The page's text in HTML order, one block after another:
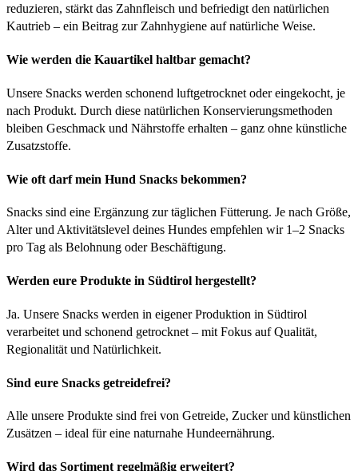
reduzieren, stärkt das Zahnfleisch und befriedigt den natürlichen
Kautrieb – ein Beitrag zur Zahnhygiene auf natürliche Weise.
Wie werden die Kauartikel haltbar gemacht?
Unsere Snacks werden schonend luftgetrocknet oder eingekocht, je
nach Produkt. Durch diese natürlichen Konservierungsmethoden
bleiben Geschmack und Nährstoffe erhalten – ganz ohne künstliche
Zusatzstoffe.
Wie oft darf mein Hund Snacks bekommen?
Snacks sind eine Ergänzung zur täglichen Fütterung. Je nach Größe,
Alter und Aktivitätslevel deines Hundes empfehlen wir 1–2 Snacks
pro Tag als Belohnung oder Beschäftigung.
Werden eure Produkte in Südtirol hergestellt?
Ja. Unsere Snacks werden in eigener Produktion in Südtirol
verarbeitet und schonend getrocknet – mit Fokus auf Qualität,
Regionalität und Natürlichkeit.
Sind eure Snacks getreidefrei?
Alle unsere Produkte sind frei von Getreide, Zucker und künstlichen
Zusätzen – ideal für eine naturnahe Hundeernährung.
Wird das Sortiment regelmäßig erweitert?